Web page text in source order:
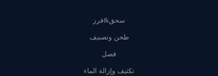
سحق&فرز
طحن وتصنيف
فصل
تكثيف وإزالة الماء